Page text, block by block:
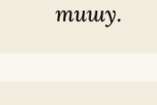
тишу.